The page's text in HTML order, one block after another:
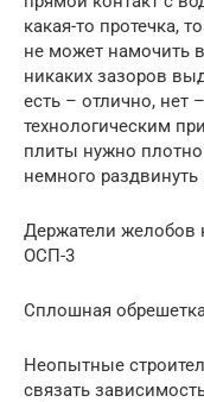
какая-то протечка,
не может намочить
никаких зазоров
есть – отлично, нет
технологическим
плиты нужно
немного
Держатели желобов
ОСП-3
Сплошная
Неопытные
связать